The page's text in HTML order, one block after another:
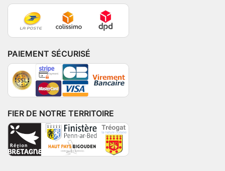
PAIEMENT SÉCURISÉ
FIER DE NOTRE TERRITOIRE